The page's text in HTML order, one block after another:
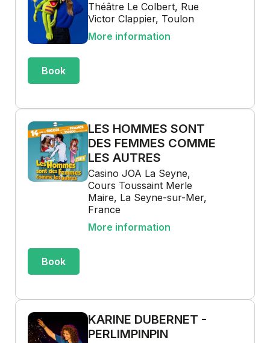
Théâtre Le Colbert, Rue
Victor Clappier, Toulon
More information
Book
LES HOMMES SONT
DES FEMMES COMME
LES AUTRES
Casino JOA La Seyne,
Cours Toussaint Merle
Maire, La Seyne-sur-Mer,
France
More information
Book
KARINE DUBERNET -
PERLIMPINPIN